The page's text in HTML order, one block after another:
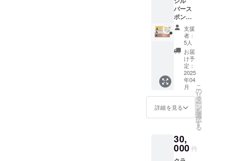
りしま
す。 ※
このリ
ターン
は3000
円と
10000
円のリ
ターン
と同じ
内容に
なりま
す。
バース
ポン
サー♪
シル
バース
ポン
サー様
とし
て、ご
支援者
様のお
名前
（ニッ
クネー
たステ
ンレス
製シル
支援
者：
5人
お届
け予
定：
2025
年04
月
詳細を見る
こ
の
リ
タ
ー
ン
を
選
択
す
る
30,
000 円